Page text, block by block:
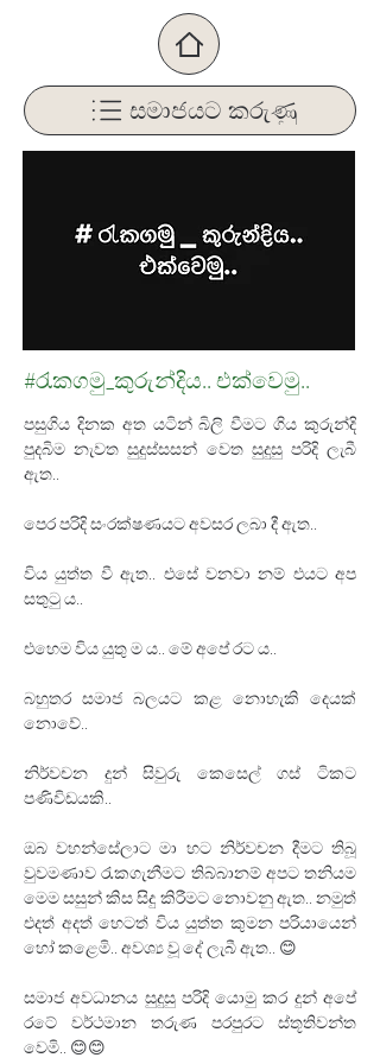
සමාජයට කරුණු
#රැකගමු_කුරුන්දිය.. එක්වෙමු..
පසුගිය දිනක අත යටින් බිලි වීමට ගිය කුරුන්දි
පුදබිම නැවත සුදුස්සසන් වෙත සුදුසු පරිදි ලැබී
ඇත..
පෙර පරිදි සංරක්ෂණයට අවසර ලබා දී ඇත..
විය යුත්ත වී ඇත.. එසේ වනවා නම් එයට අප
සතුටු ය..
එහෙම විය යුතු ම ය.. මේ අපේ රට ය..
බහුතර සමාජ බලයට කළ නොහැකි දෙයක්
නොවේ..
⁣නිර්වචන දුන් සිවුරු කෙසෙල් ගස් ටිකට
පණිවිඩයකි..
ඔබ වහන්සේලාට මා හට නිර්වචන දීමට තිබූ
වුවමණාව රැකගැනීමට තිබ්බානම් අපට තනියම
මෙම සසුන් කිස සිදු කිරීමට නොවනු ඇත.. නමුත්
එදත් අදත් හෙටත් විය යුත්ත කුමන පරියායෙන්
හෝ කළෙමි.. අවශ්‍ය වූ දේ ලැබී ඇත.. 😊
සමාජ අවධානය සුදුසු පරිදි යොමු කර දුන් අපේ
රටේ වර්ථමාන තරුණ පරපුරට ස්තූතිවන්ත
වෙමි.. 😊😊